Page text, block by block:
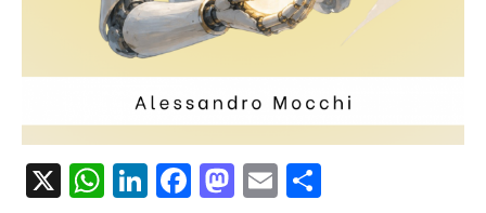
X WhatsApp
LinkedIn
Facebook
Mastodon
Email